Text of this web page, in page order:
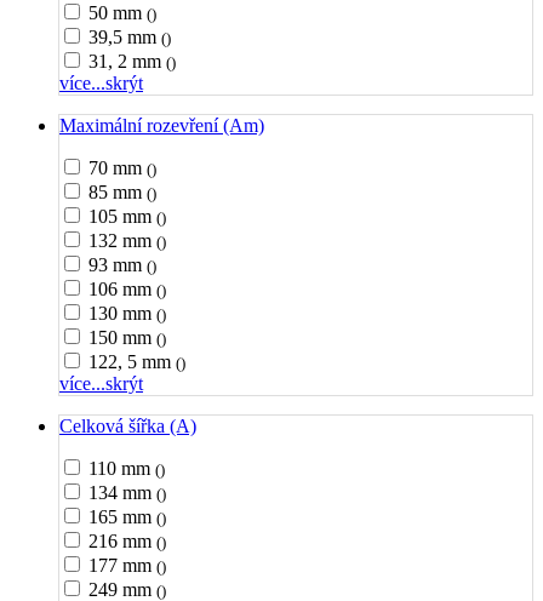
50 mm ()
39,5 mm ()
31, 2 mm ()
více...skrýt
Maximální rozevření (Am)
70 mm ()
85 mm ()
105 mm ()
132 mm ()
93 mm ()
106 mm ()
130 mm ()
150 mm ()
122, 5 mm ()
více...skrýt
Celková šířka (A)
110 mm ()
134 mm ()
165 mm ()
216 mm ()
177 mm ()
249 mm ()